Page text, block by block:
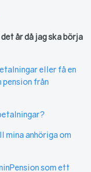
år då jag ska börja
eller få en
från
mina anhöriga om
som ett